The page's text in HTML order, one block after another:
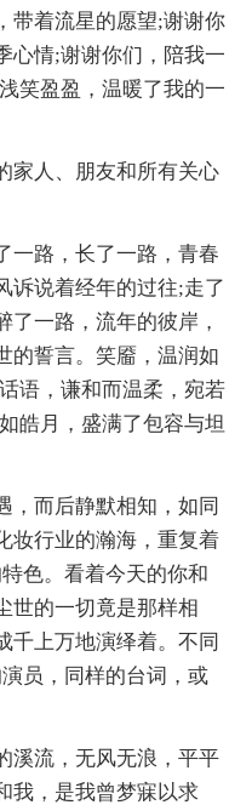
带着流星的愿望;谢谢你
心情;谢谢你们，陪我一
笑盈盈，温暖了我的一
人、朋友和所有关心
一路，长了一路，青春
诉说着经年的过往;走了
了一路，流年的彼岸，
的誓言。笑靥，温润如
语，谦和而温柔，宛若
皓月，盛满了包容与坦
，而后静默相知，如同
妆行业的瀚海，重复着
色。看着今天的你和
世的一切竟是那样相
千上万地演绎着。不同
员，同样的台词，或
溪流，无风无浪，平平
我，是我曾梦寐以求